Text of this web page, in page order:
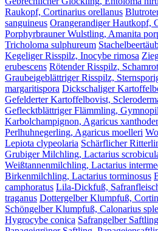
Raukopf, Cortinarius orellanus
sanguineus Orangerandiger Hautkopf,
Porphyrbrauner Wulstling, Amanita
Tricholoma sulphureum
Kegeliger Risspilz, Inocybe rimosa
erubescens Rötender Risspilz,
Graubeigeblättriger Risspilz,
margaritispora Dickschaliger
Gefelderter Kartoffelbovist,
Geflecktblättriger Flämmling,
Karbolchampignon, Agaricus
Perlhuhnegerling, Agaricus moelleri
Lepiota clypeolaria Schärflicher
Grubiger Milchling, Lactarius
Weißtannenmilchling, Lactarius
Birkenmilchling, Lactarius torminosus
camphoratus Lila-Dickfuß,
traganus Dottergelber Klumpfuß,
Schöngelber Klumpfuß, Calonarius
Hygrocybe conica Safrangelber